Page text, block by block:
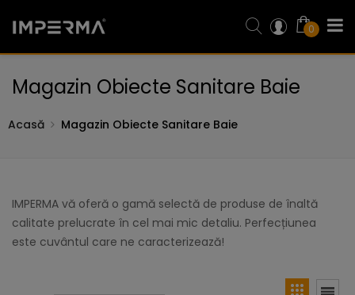
0
Magazin Obiecte Sanitare Baie
Acasă Magazin Obiecte Sanitare Baie
IMPERMA vă oferă o gamă selectă de produse de înaltă
calitate prelucrate în cel mai mic detaliu. Perfecțiunea
este cuvântul care ne caracterizează!